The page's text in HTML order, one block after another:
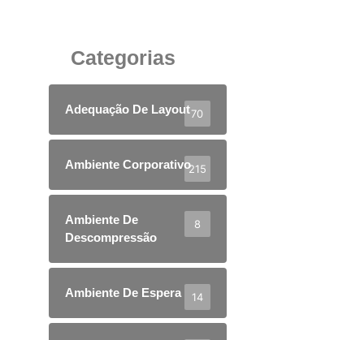
Categorias
Adequação De Layout70
Ambiente Corporativo215
Ambiente De
Descompressão
8
Ambiente De Espera 14